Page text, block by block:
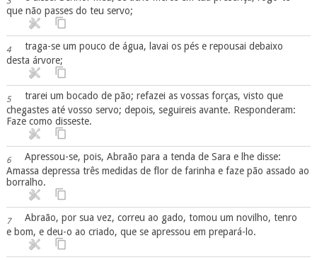
que não passes do teu servo;
4
traga-se um pouco de água, lavai os pés e repousai debaixo
desta árvore;
5
trarei um bocado de pão; refazei as vossas forças, visto que
chegastes até vosso servo; depois, seguireis avante. Responderam:
Faze como disseste.
6
Apressou-se, pois, Abraão para a tenda de Sara e lhe disse:
Amassa depressa três medidas de flor de farinha e faze pão assado ao
borralho.
7
Abraão, por sua vez, correu ao gado, tomou um novilho, tenro
e bom, e deu-o ao criado, que se apressou em prepará-lo.